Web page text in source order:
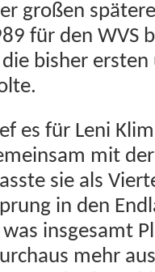
großen
für den WVS
bish­er ersten
es für Leni
mit
sie als
in den
was ins­ge­samt
mehr